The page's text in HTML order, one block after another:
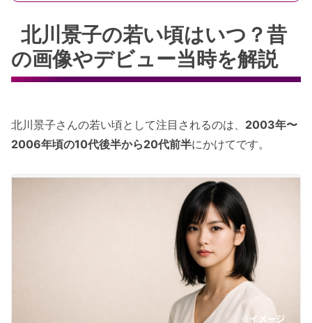
北川景子の若い頃はいつ？昔
の画像やデビュー当時を解説
北川景子さんの若い頃として注目されるのは、 2003年〜
2006年頃の10代後半から20代前半にかけてです。